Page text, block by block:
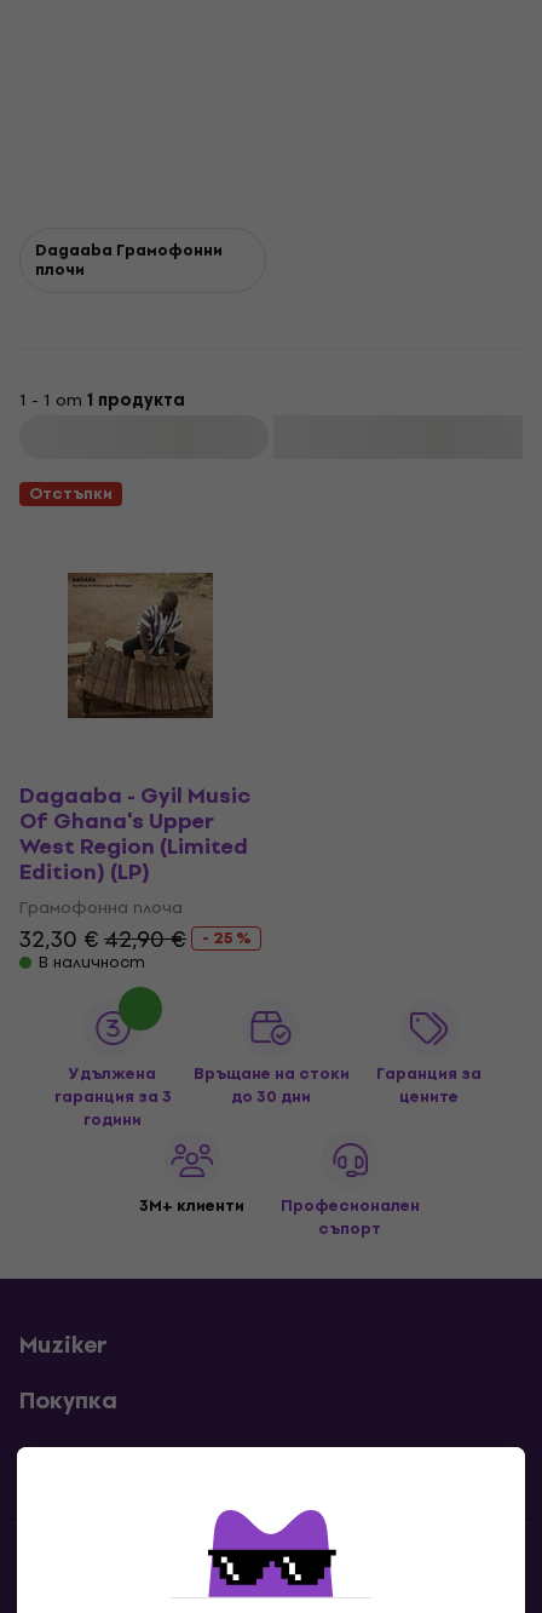
Dagaaba Грамофонни
плочи
1 - 1 от 1 продукта
Отстъпки
Dagaaba - Gyil Music
Of Ghana's Upper
West Region (Limited
Edition) (LP)
Грамофонна плоча
32,30 €42,90 €
- 25 %
В наличност
Удължена
гаранция за 3
години
Връщане на стоки
до 30 дни
Гаранция за
цените
3M+ клиенти
Професионален
съпорт
Muziker
Покупка
Полезни линкове
Контакти